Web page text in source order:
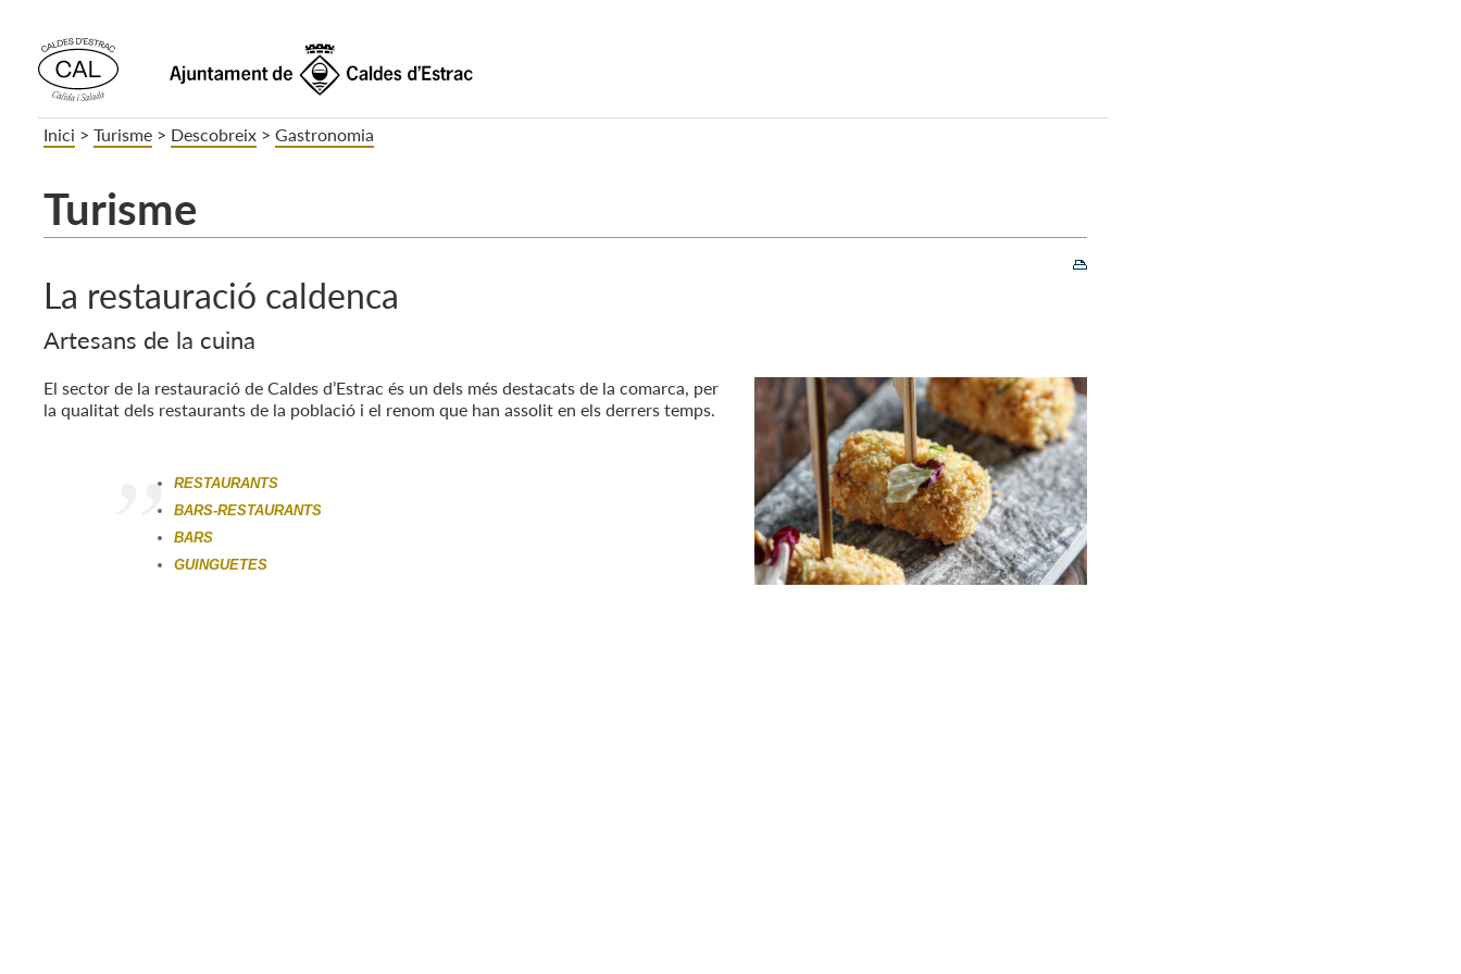
Inici > Turisme > Descobreix > Gastronomia
Turisme
La restauració caldenca
Artesans de la cuina
El sector de la restauració de Caldes d’Estrac és un dels més destacats de la comarca, per
la qualitat dels restaurants de la població i el renom que han assolit en els derrers temps.
RESTAURANTS
BARS-RESTAURANTS
BARS
GUINGUETES